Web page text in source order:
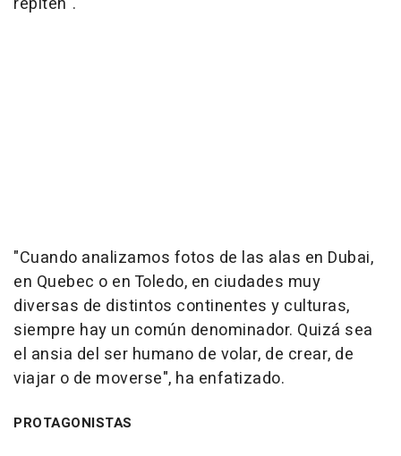
"Cuando analizamos fotos de las alas en Dubai,
en Quebec o en Toledo, en ciudades muy
diversas de distintos continentes y culturas,
siempre hay un común denominador. Quizá sea
el ansia del ser humano de volar, de crear, de
viajar o de moverse", ha enfatizado.
PROTAGONISTAS